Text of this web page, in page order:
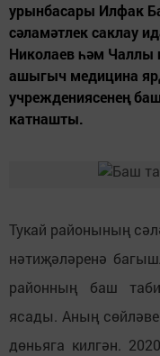
урынбасары Илфак
сәламәтлек саклау
Николаев һәм Чаллы
ашыгыч медицина
учреждениясенең
катнашты.
Тукай районының
нәтиҗәләренә
районның баш
ясады. Аның
дөньяга килгән.